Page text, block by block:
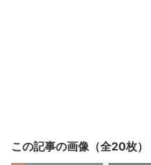
この記事の画像（全20枚）